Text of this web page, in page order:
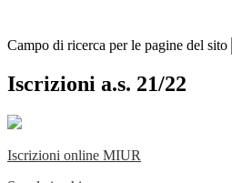
Campo di ricerca per le pagine del sito
Iscrizioni a.s. 21/22
Iscrizioni online MIUR